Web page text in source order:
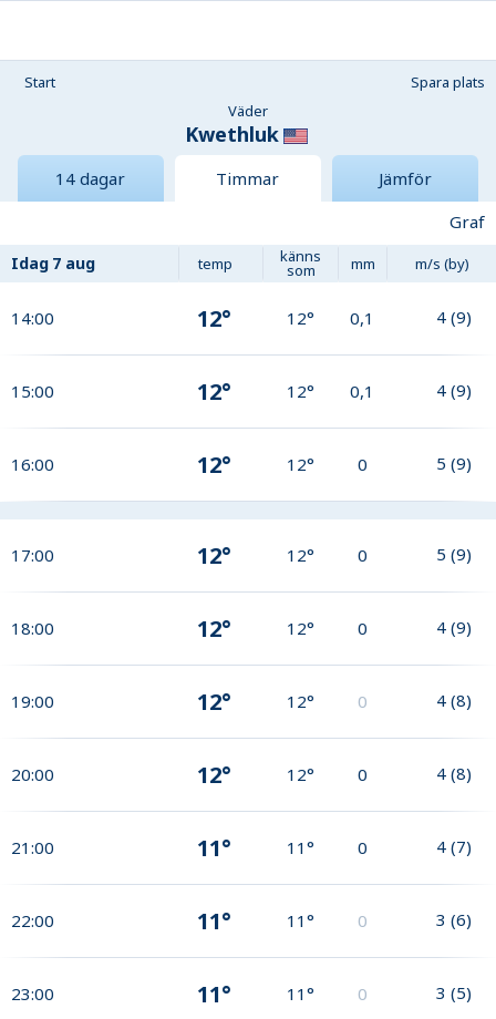
Start
Spara plats
Väder
Kwethluk
14 dagar Timmar
Jämför
Graf
Idag 7 aug temp känns
som mm m/s (by)
14:00 12° 12° 0,1 4 (9)
15:00 12° 12° 0,1 4 (9)
16:00 12° 12° 0 5 (9)
17:00 12° 12° 0 5 (9)
18:00 12° 12° 0 4 (9)
19:00 12° 12° 0 4 (8)
20:00 12° 12° 0 4 (8)
21:00 11° 11° 0 4 (7)
22:00 11° 11° 0 3 (6)
23:00 11° 11° 0 3 (5)